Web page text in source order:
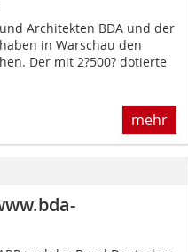
Architekten BDA und der
in Warschau den
Der mit 2?500? dotierte
mehr